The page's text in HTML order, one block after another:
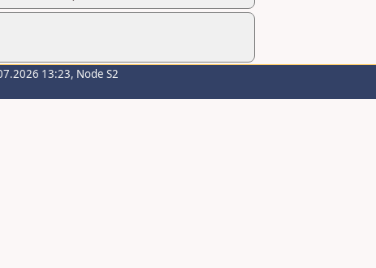
13:23, Node S2